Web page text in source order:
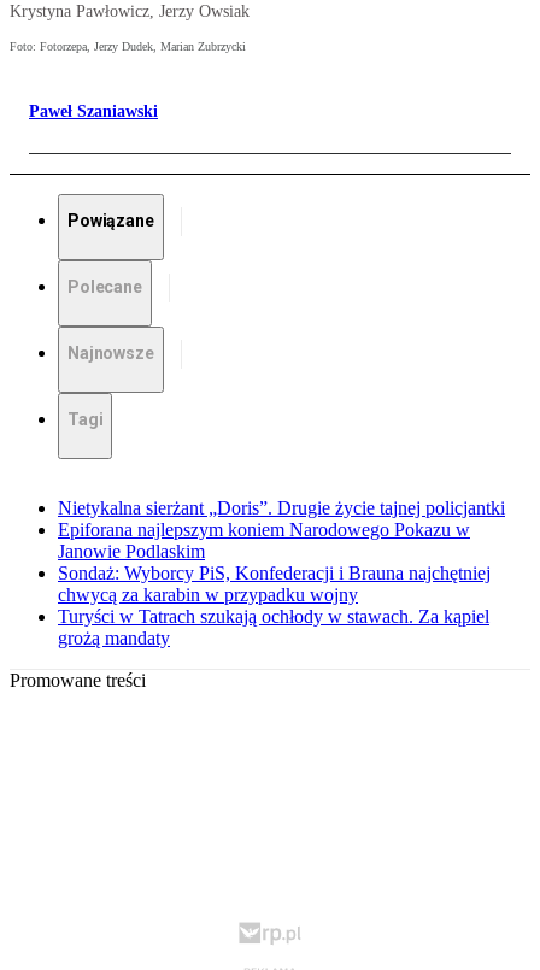
Krystyna Pawłowicz, Jerzy Owsiak
Foto: Fotorzepa, Jerzy Dudek, Marian Zubrzycki
Paweł Szaniawski
Powiązane
Polecane
Najnowsze
Tagi
Nietykalna sierżant „Doris”. Drugie życie tajnej policjantki
Epiforana najlepszym koniem Narodowego Pokazu w
Janowie Podlaskim
Sondaż: Wyborcy PiS, Konfederacji i Brauna najchętniej
chwycą za karabin w przypadku wojny
Turyści w Tatrach szukają ochłody w stawach. Za kąpiel
grożą mandaty
Promowane treści